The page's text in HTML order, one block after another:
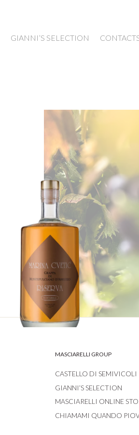
GIANNI’S SELECTION
MASCIARELLI GROUP
CASTELLO DI SEMIVICOLI
GIANNI’S SELECTION
MASCIARELLI ONLINE
CHIAMAMI QUANDO